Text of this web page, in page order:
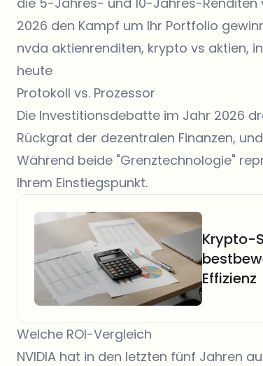
2026 den Kampf um Ihr Portfolio
nvda aktienrenditen, krypto vs aktien,
heute
Protokoll vs. Prozessor
Die Investitionsdebatte im Jahr 2026
Rückgrat der dezentralen Finanzen, und
Während beide "Grenztechnologie"
Ihrem Einstiegspunkt.
Krypto-
Effizienz
Welche ROI-Vergleich
NVIDIA hat in den letzten fünf Jahren